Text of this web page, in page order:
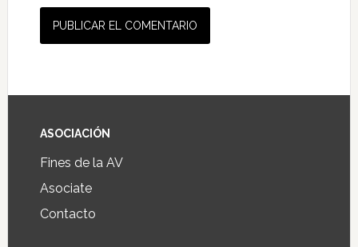
ASOCIACIÓN
Fines de la AV
Asociate
Contacto